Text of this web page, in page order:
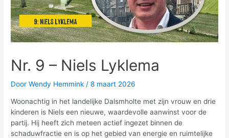
Nr. 9 – Niels Lyklema
DoorWendy Hemmink /8 maart 2026
Woonachtig in het landelijke Dalsmholte met zijn vrouw en drie
kinderen is Niels een nieuwe, waardevolle aanwinst voor de
partij. Hij heeft zich meteen actief ingezet binnen de
schaduwfractie en is op het gebied van energie en ruimtelijke